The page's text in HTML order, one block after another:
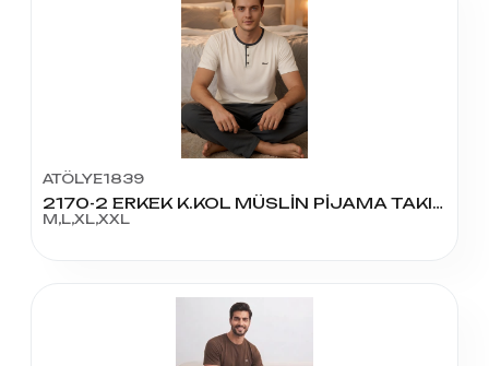
ATÖLYE1839
2170-2 ERKEK K.KOL MÜSLİN PİJAMA TAKIM
M,L,XL,XXL